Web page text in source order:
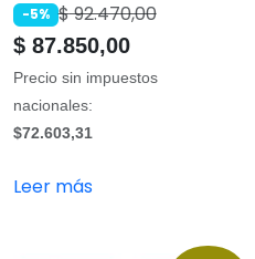
-5% $92.470,00
$ 87.850,00
Precio sin impuestos
nacionales:
$72.603,31
Leer más